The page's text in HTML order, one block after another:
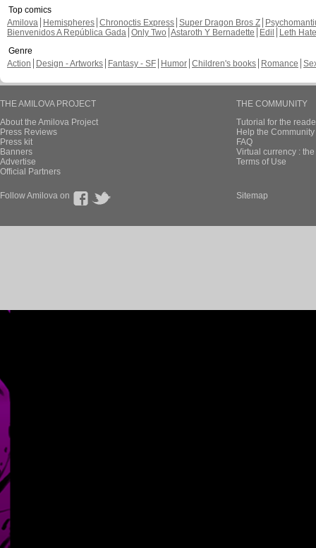
Top comics
Amilova
Hemispheres Chronoctis Express Super Dragon Bros Z
Bienvenidos A República Gada Only Two Astaroth Y Bernadette Edil
Leth Hate
Genre
Action
Design - Artworks Fantasy - SF Humor Children's books Romance
THE AMILOVA PROJECT
About the Amilova Project
Press Reviews
Press kit
Banners
Advertise
Official Partners
THE COMMUNITY
Tutorial for the
Help the
FAQ
Virtual currency :
Terms of Use
Follow Amilova on Sitemap